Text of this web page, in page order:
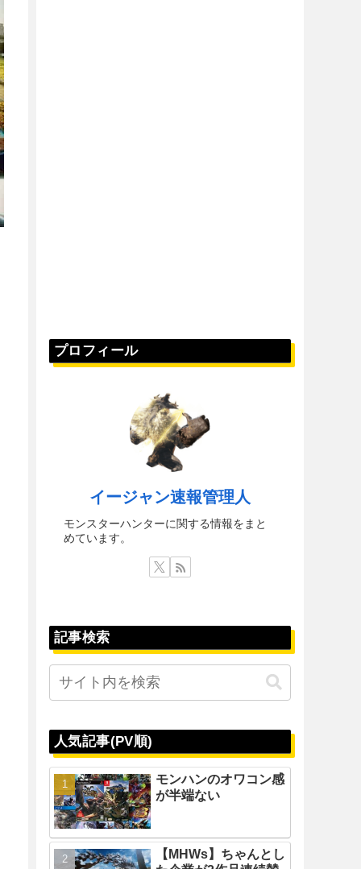
プロフィール
イージャン速報管理人
モンスターハンターに関する情報をまと
めています。
記事検索
人気記事(PV順)
モンハンのオワコン感
が半端ない
【MHWs】ちゃんとし